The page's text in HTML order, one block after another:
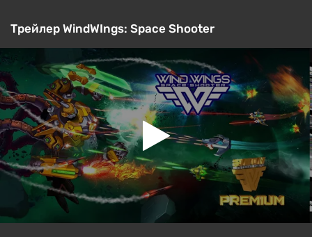
Трейлер WindWIngs: Space Shooter